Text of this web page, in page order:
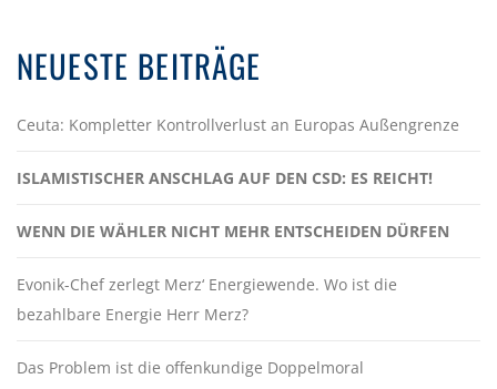
NEUESTE BEITRÄGE
Ceuta: Kompletter Kontrollverlust an Europas Außengrenze
ISLAMISTISCHER ANSCHLAG AUF DEN CSD: ES REICHT!
WENN DIE WÄHLER NICHT MEHR ENTSCHEIDEN DÜRFEN
Evonik-Chef zerlegt Merz‘ Energiewende. Wo ist die
bezahlbare Energie Herr Merz?
Das Problem ist die offenkundige Doppelmoral